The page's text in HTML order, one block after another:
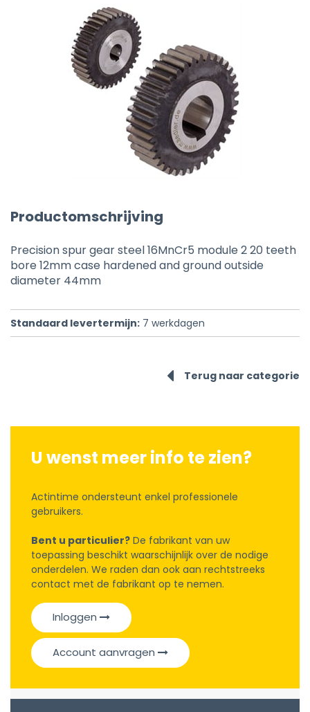
Productomschrijving
Precision spur gear steel 16MnCr5 module 2 20 teeth
bore 12mm case hardened and ground outside
diameter 44mm
Standaard levertermijn: 7 werkdagen
Terug naar categorie
U wenst meer info te zien?
Actintime ondersteunt enkel professionele
gebruikers.
Bent u particulier? De fabrikant van uw
toepassing beschikt waarschijnlijk over de nodige
onderdelen. We raden dan ook aan rechtstreeks
contact met de fabrikant op te nemen.
Inloggen
Account aanvragen